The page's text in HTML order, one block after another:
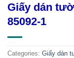
Giấy dán
85092-1
Categories: Giấy dán